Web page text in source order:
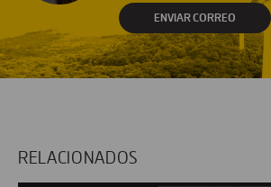
ENVIAR CORREO
RELACIONADOS